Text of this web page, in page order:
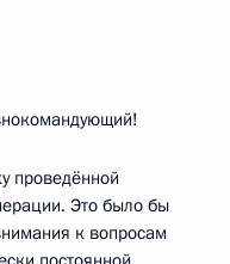
проведённой
Это было бы
к вопросам